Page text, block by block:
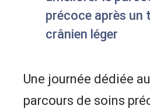
précoce après
crânien léger
Une journée dédiée
parcours de soins